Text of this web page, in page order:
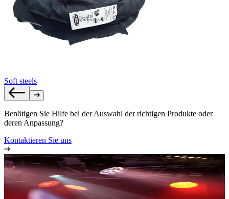
Soft steels
Benötigen Sie Hilfe bei der Auswahl der richtigen Produkte oder
deren Anpassung?
Kontaktieren Sie uns